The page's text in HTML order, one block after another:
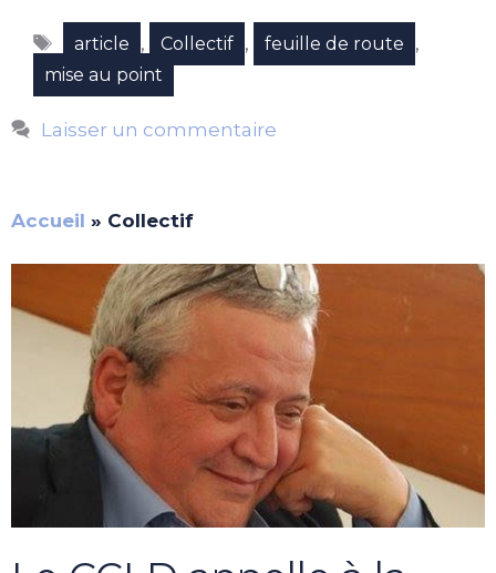
Étiquettes
article , Collectif , feuille de route ,
mise au point
Laisser un commentaire
Accueil » Collectif